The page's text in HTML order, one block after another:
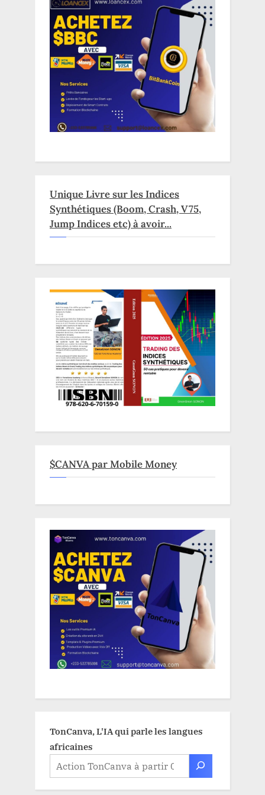
Unique Livre sur les Indices
Synthétiques (Boom, Crash, V75,
Jump Indices etc) à avoir...
$CANVA par Mobile Money
TonCanva, L'IA qui parle les langues
africaines